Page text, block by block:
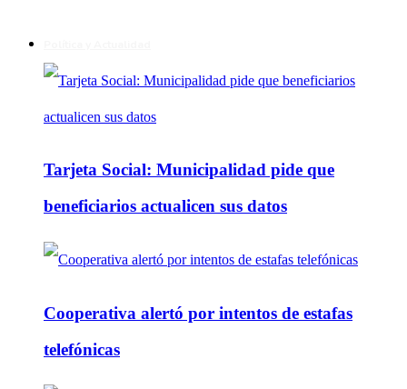
Tarjeta Social: Municipalidad pide que
beneficiarios actualicen sus datos
Cooperativa alertó por intentos de estafas
telefónicas